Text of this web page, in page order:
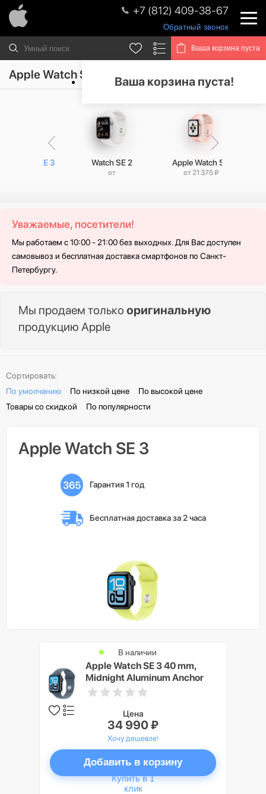
+7 (812) 409-38-67
Обратный звонок
Ваша корзина пуста
Ваша корзина пуста!
Apple Watch SE 3
Watch SE 3 Watch SE 2
от
Apple Watch SE
от 21 375 ₽
Уважаемые, посетители!
Мы работаем с 10:00 - 21:00 без выходных. Для Вас доступен
самовывоз и бесплатная доставка смартфонов по Санкт-
Петербургу.
Мы продаем только оригинальную
продукцию Apple
Сортировать:
По умолчанию
По низкой цене
По высокой цене
Товары со скидкой
По популярности
Apple Watch SE 3
Гарантия 1 год
Бесплатная доставка за 2 часа
Apple Watch SE 3 40 mm,
Midnight Aluminum Anchor
blue Sport Band M/L
В наличии
Цена
34 990 ₽
Хочу дешевле!
Добавить в корзину
Купить в 1
клик